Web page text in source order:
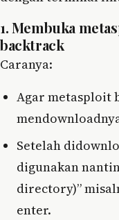
1. Membuka
backtrack
Caranya:
Agar metasploit
Setelah
digunakan
directory)”
enter.